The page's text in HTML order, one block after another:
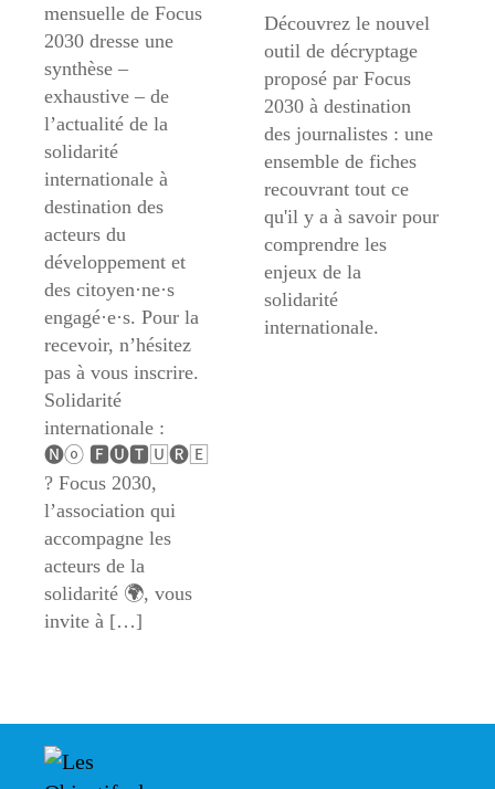
mensuelle de Focus
2030 dresse une
synthèse –
exhaustive – de
l’actualité de la
solidarité
internationale à
destination des
acteurs du
développement et
des citoyen·ne·s
engagé·e·s. Pour la
recevoir, n’hésitez
pas à vous inscrire.
Solidarité
internationale :
🅝ⓞ 🅵🅤🆃🅄🅡🄴
? Focus 2030,
l’association qui
accompagne les
acteurs de la
solidarité 🌍, vous
invite à […]
Découvrez le nouvel
outil de décryptage
proposé par Focus
2030 à destination
des journalistes : une
ensemble de fiches
recouvrant tout ce
qu'il y a à savoir pour
comprendre les
enjeux de la
solidarité
internationale.